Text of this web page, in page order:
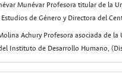
Munévar Profesora titular de la
Estudios de Género y Directora del
Achury Profesora asociada de
Instituto de Desarrollo Humano,